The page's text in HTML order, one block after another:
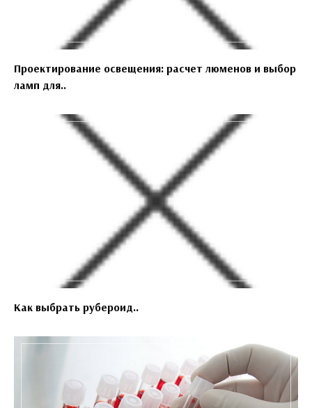
Проектирование освещения: расчет люменов и выбор
ламп для..
Как выбрать рубероид..